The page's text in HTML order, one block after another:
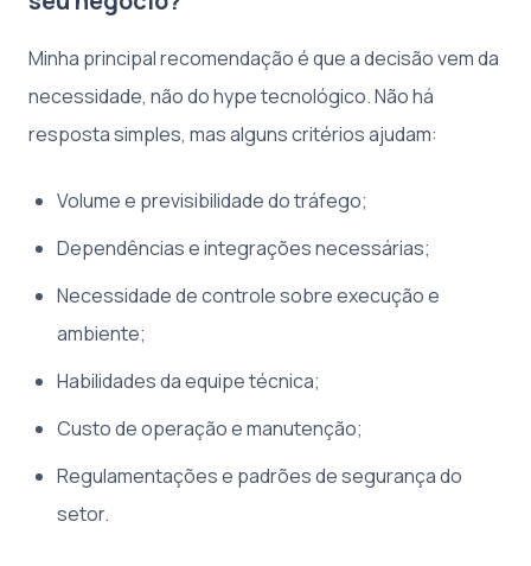
Minha principal recomendação é que a decisão vem da
necessidade, não do hype tecnológico. Não há
resposta simples, mas alguns critérios ajudam:
Volume e previsibilidade do tráfego;
Dependências e integrações necessárias;
Necessidade de controle sobre execução e
ambiente;
Habilidades da equipe técnica;
Custo de operação e manutenção;
Regulamentações e padrões de segurança do
setor.